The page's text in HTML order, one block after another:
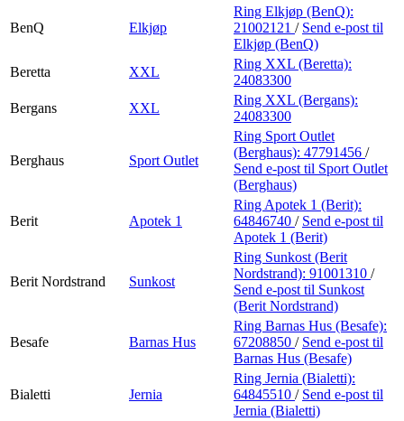
BenQ Elkjøp
Ring Elkjøp (BenQ):
21002121 / Send e-post til
Elkjøp (BenQ)
Beretta
XXL
Ring XXL (Beretta):
24083300
Bergans
XXL
Ring XXL (Bergans):
24083300
Berghaus Sport Outlet
Ring Sport Outlet
(Berghaus): 47791456 /
Send e-post til Sport Outlet
(Berghaus)
Berit Apotek 1
Ring Apotek 1 (Berit):
64846740 / Send e-post til
Apotek 1 (Berit)
Berit Nordstrand Sunkost
Ring Sunkost (Berit
Nordstrand): 91001310 /
Send e-post til Sunkost
(Berit Nordstrand)
Besafe Barnas Hus
Ring Barnas Hus (Besafe):
67208850 / Send e-post til
Barnas Hus (Besafe)
Bialetti Jernia
Ring Jernia (Bialetti):
64845510 / Send e-post til
Jernia (Bialetti)